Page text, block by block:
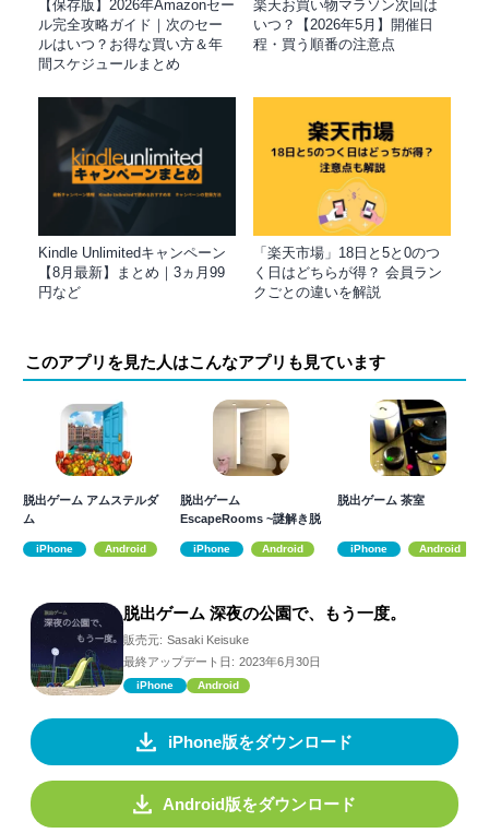
【保存版】2026年Amazonセー
ル完全攻略ガイド｜次のセー
ルはいつ？お得な買い方＆年
間スケジュールまとめ
楽天お買い物マラソン次回は
いつ？【2026年5月】開催日
程・買う順番の注意点
Kindle Unlimitedキャンペーン
【8月最新】まとめ｜3ヵ月99
円など
「楽天市場」18日と5と0のつ
く日はどちらが得？ 会員ラン
クごとの違いを解説
このアプリを見た人はこんなアプリも見ています
脱出ゲーム アムステルダ
ム
iPhone Android
脱出ゲーム
EscapeRooms ~謎解き脱
iPhone Android
脱出ゲーム 茶室
iPhone Android
脱出ゲーム 深夜の公園で、もう一度。
販売元: Sasaki Keisuke
最終アップデート日: 2023年6月30日
iPhone Android
iPhone版をダウンロード
Android版をダウンロード